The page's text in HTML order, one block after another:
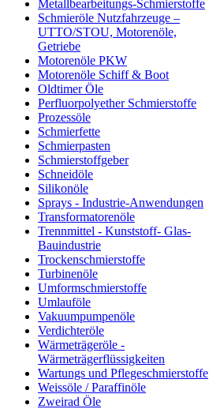
Metallbearbeitungs-Schmierstoffe
Schmieröle Nutzfahrzeuge –
UTTO/STOU, Motorenöle,
Getriebe
Motorenöle PKW
Motorenöle Schiff & Boot
Oldtimer Öle
Perfluorpolyether Schmierstoffe
Prozessöle
Schmierfette
Schmierpasten
Schmierstoffgeber
Schneidöle
Silikonöle
Sprays - Industrie-Anwendungen
Transformatorenöle
Trennmittel - Kunststoff- Glas-
Bauindustrie
Trockenschmierstoffe
Turbinenöle
Umformschmierstoffe
Umlauföle
Vakuumpumpenöle
Verdichteröle
Wärmeträgeröle -
Wärmeträgerflüssigkeiten
Wartungs und Pflegeschmierstoffe
Weissöle / Paraffinöle
Zweirad Öle